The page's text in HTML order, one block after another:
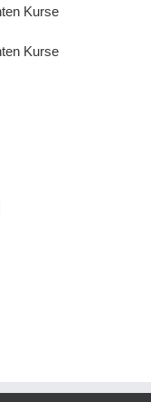
Kurse
Kurse